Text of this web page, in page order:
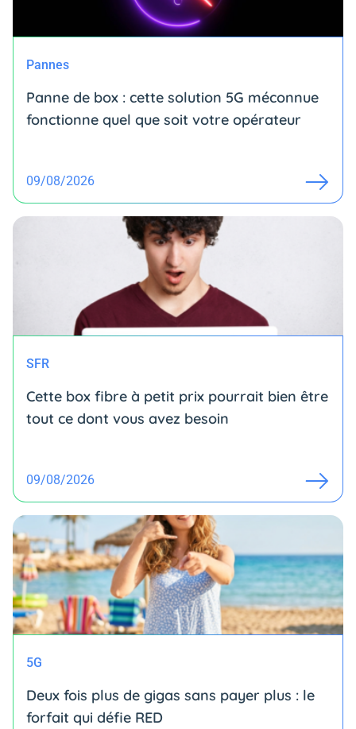
Pannes
Panne de box : cette solution 5G méconnue
fonctionne quel que soit votre opérateur
09/08/2026
SFR
Cette box fibre à petit prix pourrait bien être
tout ce dont vous avez besoin
09/08/2026
5G
Deux fois plus de gigas sans payer plus : le
forfait qui défie RED